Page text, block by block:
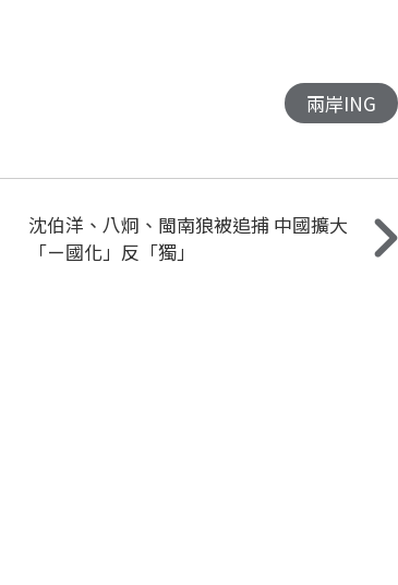
兩岸ING
沈伯洋、八炯、閩南狼被追捕 中國擴大
「ㄧ國化」反「獨」